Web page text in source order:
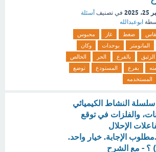
في تصنيف أسئلة
ابوعبدالله
ضغط غاز
محبوس
المانومتر بوحدات
وكان
الزئبق بالفرع الحر
الخالص
منه بفرع المستودع
توضع
المستخدمه
النشاط الكيميائي
والفلزات في توقع
الإحلال
الإجابة. خيار واحد.